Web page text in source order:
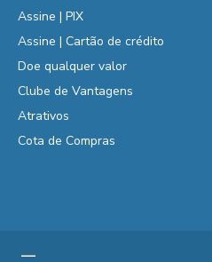
Assine | PIX
Assine | Cartão de crédito
Doe qualquer valor
Clube de Vantagens
Atrativos
Cota de Compras